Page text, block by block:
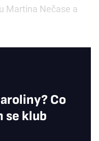
Martina Nečase a
Co
se klub